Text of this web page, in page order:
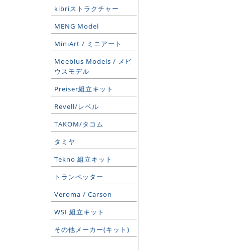
kibriストラクチャー
MENG Model
MiniArt / ミニアート
Moebius Models / メビ
ウスモデル
Preiser組立キット
Revell/レベル
TAKOM/タコム
タミヤ
Tekno 組立キット
トランペッター
Veroma / Carson
WSI 組立キット
その他メーカー(キット)